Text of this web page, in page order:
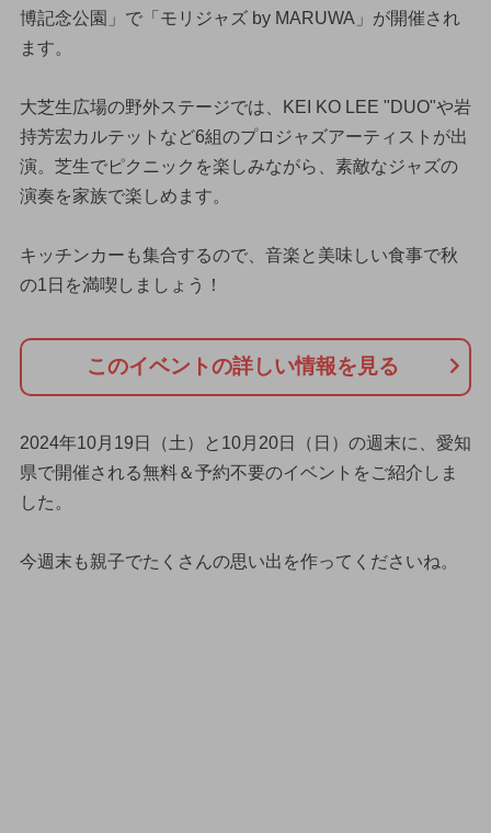
博記念公園」で「モリジャズ by MARUWA」が開催され
ます。
大芝生広場の野外ステージでは、KEI KO LEE "DUO"や岩
持芳宏カルテットなど6組のプロジャズアーティストが出
演。芝生でピクニックを楽しみながら、素敵なジャズの
演奏を家族で楽しめます。
キッチンカーも集合するので、音楽と美味しい食事で秋
の1日を満喫しましょう！
このイベントの詳しい情報を見る
2024年10月19日（土）と10月20日（日）の週末に、愛知
県で開催される無料＆予約不要のイベントをご紹介しま
した。
今週末も親子でたくさんの思い出を作ってくださいね。